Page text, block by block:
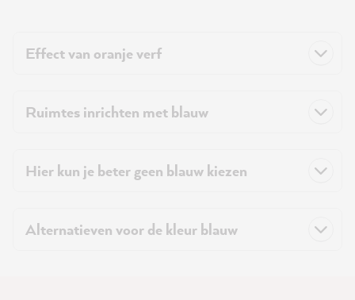
Effect van oranje verf
Ruimtes inrichten met blauw
Hier kun je beter geen blauw kiezen
Alternatieven voor de kleur blauw